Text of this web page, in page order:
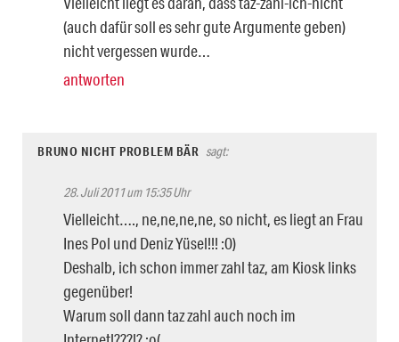
(auch dafür soll es sehr gute Argumente geben)
nicht vergessen wurde…
antworten
BRUNO NICHT PROBLEM BÄR sagt:
28. Juli 2011 um 15:35 Uhr
Vielleicht…., ne,ne,ne,ne, so nicht, es liegt an Frau
Ines Pol und Deniz Yüsel!!! :0)
Deshalb, ich schon immer zahl taz, am Kiosk links
gegenüber!
Warum soll dann taz zahl auch noch im